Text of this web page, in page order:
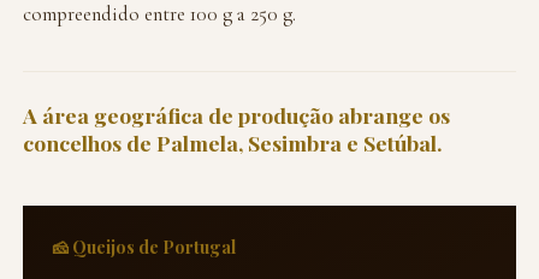
compreendido entre 100 g a 250 g.
A área geográfica de produção abrange os
concelhos de Palmela, Sesimbra e Setúbal.
🧀 Queijos de Portugal